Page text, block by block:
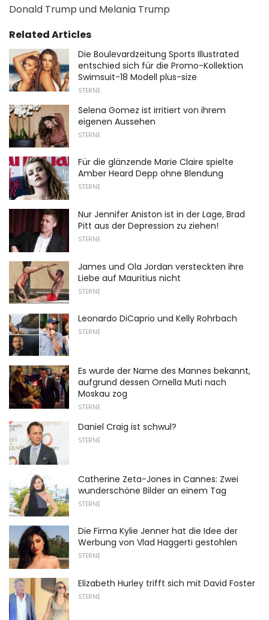
Donald Trump und Melania Trump
Related Articles
Die Boulevardzeitung Sports Illustrated
entschied sich für die Promo-Kollektion
Swimsuit-18 Modell plus-size
STERNE
Selena Gomez ist irritiert von ihrem
eigenen Aussehen
STERNE
Für die glänzende Marie Claire spielte
Amber Heard Depp ohne Blendung
STERNE
Nur Jennifer Aniston ist in der Lage, Brad
Pitt aus der Depression zu ziehen!
STERNE
James und Ola Jordan versteckten ihre
Liebe auf Mauritius nicht
STERNE
Leonardo DiCaprio und Kelly Rohrbach
STERNE
Es wurde der Name des Mannes bekannt,
aufgrund dessen Ornella Muti nach
Moskau zog
STERNE
Daniel Craig ist schwul?
STERNE
Catherine Zeta-Jones in Cannes: Zwei
wunderschöne Bilder an einem Tag
STERNE
Die Firma Kylie Jenner hat die Idee der
Werbung von Vlad Haggerti gestohlen
STERNE
Elizabeth Hurley trifft sich mit David Foster
STERNE